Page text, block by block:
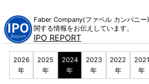
content
Faber Company(ファベル カンパニ
関する情報をお伝えしています。
IPO REPORT
2026
年
2025
年
2024
年
2023
年
2022
年
2021
年